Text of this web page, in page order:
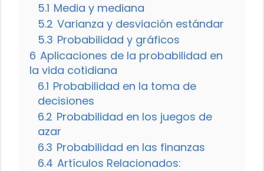
5.1 Media y mediana
5.2 Varianza y desviación estándar
5.3 Probabilidad y gráficos
6 Aplicaciones de la probabilidad en
la vida cotidiana
6.1 Probabilidad en la toma de
decisiones
6.2 Probabilidad en los juegos de
azar
6.3 Probabilidad en las finanzas
6.4 Artículos Relacionados: